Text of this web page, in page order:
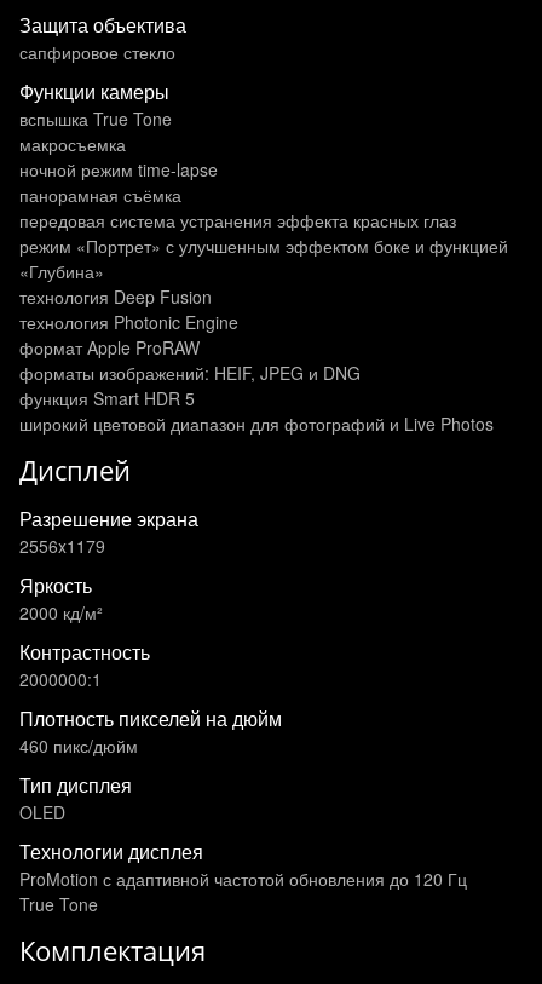
Защита объектива
сапфировое стекло
Функции камеры
вспышка True Tone
макросъемка
ночной режим time-lapse
панорамная съёмка
передовая система устранения эффекта красных глаз
режим «Портрет» с улучшенным эффектом боке и функцией
«Глубина»
технология Deep Fusion
технология Photonic Engine
формат Apple ProRAW
форматы изображений: HEIF, JPEG и DNG
функция Smart HDR 5
широкий цветовой диапазон для фотографий и Live Photos
Дисплей
Разрешение экрана
2556x1179
Яркость
2000 кд/м²
Контрастность
2000000:1
Плотность пикселей на дюйм
460 пикс/дюйм
Тип дисплея
OLED
Технологии дисплея
ProMotion с адаптивной частотой обновления до 120 Гц
True Tone
Комплектация